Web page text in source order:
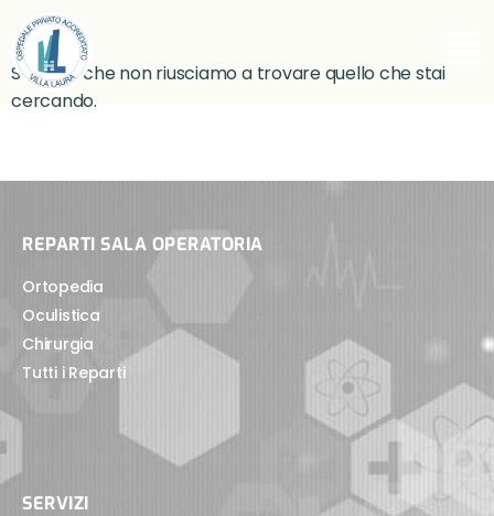
Sembra che non riusciamo a trovare quello che stai
cercando.
REPARTI SALA OPERATORIA
Ortopedia
Oculistica
Chirurgia
Tutti i Reparti
SERVIZI